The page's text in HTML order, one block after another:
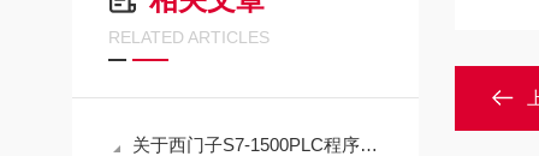
RELATED ARTICLES
关于西门子S7-1500PLC程序密码忘记解密方法